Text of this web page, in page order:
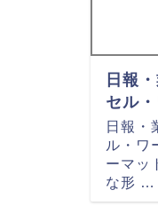
日報
セル
日報・
ル・ワ
ーマッ
な形 …